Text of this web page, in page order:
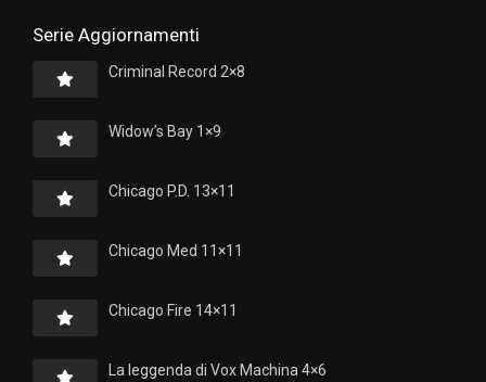
Serie Aggiornamenti
Criminal Record 2×8
Widow’s Bay 1×9
Chicago P.D. 13×11
Chicago Med 11×11
Chicago Fire 14×11
La leggenda di Vox Machina 4×6